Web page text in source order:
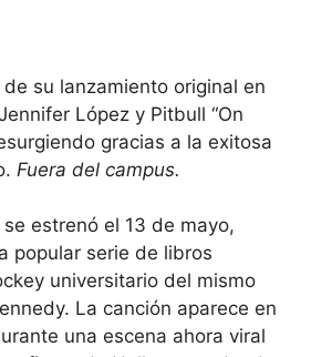
su lanzamiento original en
López y Pitbull “On
gracias a la exitosa
Fuera del campus.
estrenó el 13 de mayo,
popular serie de libros
universitario del mismo
La canción aparece en
una escena ahora viral